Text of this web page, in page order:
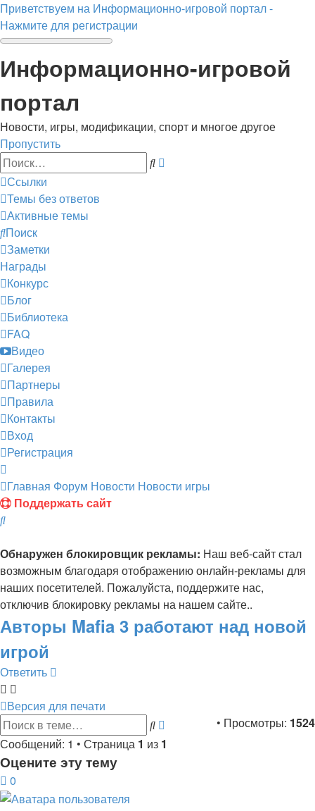
Приветствуем на Информационно-игровой портал -
Нажмите для регистрации
Информационно-игровой
портал
Новости, игры, модификации, спорт и многое другое
Пропустить
Поиск
Ссылки
Темы без ответов
Активные темы
Поиск
Заметки
Награды
Конкурс
Блог
Библиотека
FAQ
Видео
Галерея
Партнеры
Правила
Контакты
Вход
Регистрация
Главная Форум Новости Новости игры
Поддержать сайт
Поиск
Обнаружен блокировщик рекламы: Наш веб-сайт стал
возможным благодаря отображению онлайн-рекламы для
наших посетителей. Пожалуйста, поддержите нас,
отключив блокировку рекламы на нашем сайте..
Авторы Mafia 3 работают над новой
игрой
Ответить
Версия для печати
• Просмотры: 1524
ПоискРасширенный
поиск
Сообщений: 1 • Страница 1 из 1
Оцените эту тему
0